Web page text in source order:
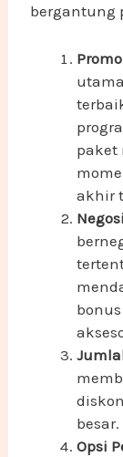
bergantung
paket
akhir
besar.
Opsi